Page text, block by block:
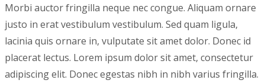
Morbi auctor fringilla neque nec congue. Aliquam ornare
justo in erat vestibulum vestibulum. Sed quam ligula,
lacinia quis ornare in, vulputate sit amet dolor. Donec id
placerat lectus. Lorem ipsum dolor sit amet, consectetur
adipiscing elit. Donec egestas nibh in nibh varius fringilla.